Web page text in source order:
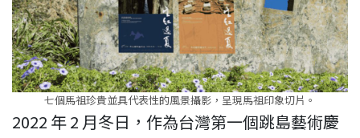
七個馬祖珍貴並具代表性的風景攝影，呈現馬祖印象切片。
2022 年 2 月冬日，作為台灣第一個跳島藝術慶